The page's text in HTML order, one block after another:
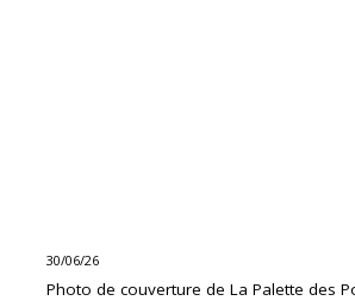
30/06/26
Photo de couverture de La Palette des